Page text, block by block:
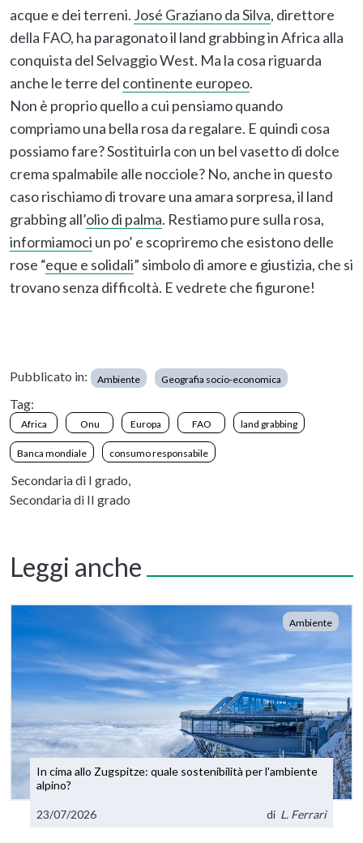
acque e dei terreni. José Graziano da Silva, direttore
della FAO, ha paragonato il land grabbing in Africa alla
conquista del Selvaggio West. Ma la cosa riguarda
anche le terre del continente europeo.
Non è proprio quello a cui pensiamo quando
compriamo una bella rosa da regalare. E quindi cosa
possiamo fare? Sostituirla con un bel vasetto di dolce
crema spalmabile alle nocciole? No, anche in questo
caso rischiamo di trovare una amara sorpresa, il land
grabbing all’olio di palma. Restiamo pure sulla rosa,
informiamoci un po’ e scopriremo che esistono delle
rose “eque e solidali” simbolo di amore e giustizia, che si
trovano senza difficoltà. E vedrete che figurone!
Pubblicato in: Ambiente Geografia socio-economica
Tag:
Africa Onu Europa FAO land grabbing
Banca mondiale consumo responsabile
Secondaria di I grado,
Secondaria di II grado
Leggi anche
Ambiente
In cima allo Zugspitze: quale sostenibilità per l'ambiente
alpino?
23/07/2026 di L. Ferrari